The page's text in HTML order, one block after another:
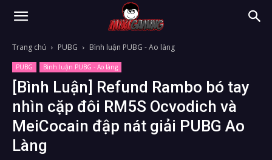
Trang chủ PUBG Bình luận PUBG - Ao làng
PUBG Bình luận PUBG - Ao làng
[Bình Luận] Refund Rambo bó tay
nhìn cặp đôi RM5S Ocvodich và
MeiCocain đập nát giải PUBG Ao
Làng